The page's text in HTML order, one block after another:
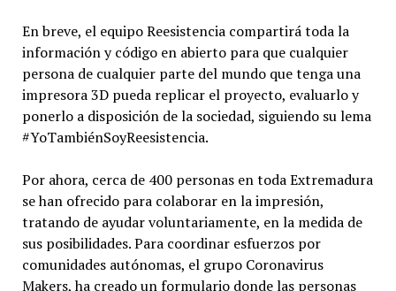
En breve, el equipo Reesistencia compartirá toda la
información y código en abierto para que cualquier
persona de cualquier parte del mundo que tenga una
impresora 3D pueda replicar el proyecto, evaluarlo y
ponerlo a disposición de la sociedad, siguiendo su lema
#YoTambiénSoyReesistencia.
Por ahora, cerca de 400 personas en toda Extremadura
se han ofrecido para colaborar en la impresión,
tratando de ayudar voluntariamente, en la medida de
sus posibilidades. Para coordinar esfuerzos por
comunidades autónomas, el grupo Coronavirus
Makers, ha creado un formulario donde las personas